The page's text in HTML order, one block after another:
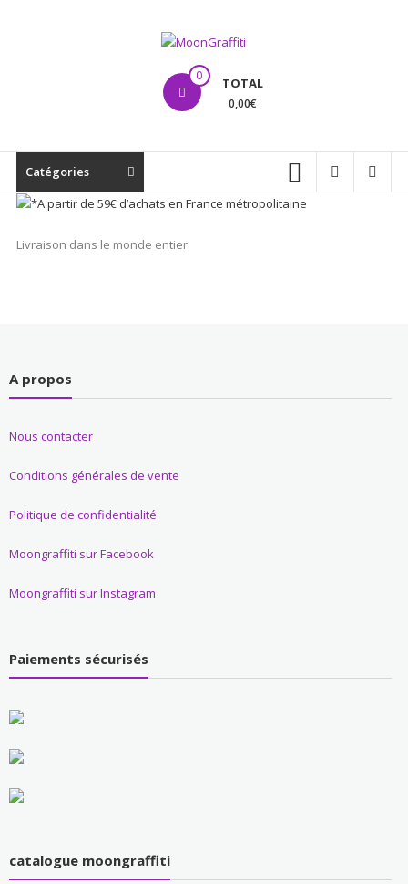
MoonGraffiti 0 TOTAL
0,00€
Catégories
Livraison dans le monde entier
A propos
Nous contacter
Conditions générales de vente
Politique de confidentialité
Moongraffiti sur Facebook
Moongraffiti sur Instagram
Paiements sécurisés
catalogue moongraffiti